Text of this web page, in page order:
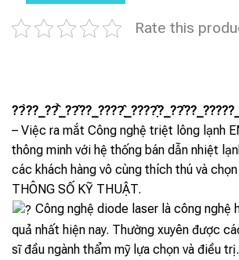
Rate this
– Việc ra mắt Công nghệ triệt lông lạnh
thông minh với hệ thống bán dẫn nhiệt
các khách hàng vô cùng thích thú và
THÔNG SỐ KỸ THUẬT.
Công nghệ diode laser là công nghệ
quả nhất hiện nay. Thường xuyên được
sĩ đầu ngành thẩm mỹ lựa chọn và điều trị.